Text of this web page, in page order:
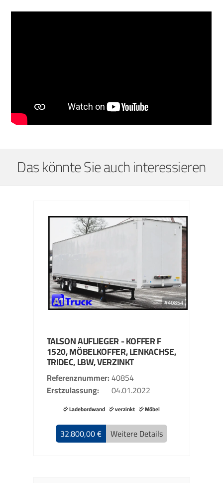
Das könnte Sie auch interessieren
TALSONAUFLIEGER - KOFFERF
1520, MÖBELKOFFER, LENKACHSE,
TRIDEC, LBW, VERZINKT
Referenznummer 40854
Erstzulassung
04.01.2022
Ladebordwand verzinkt Möbel
32.800,00 € Weitere Details